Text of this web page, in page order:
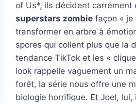
of Us*, ils décident carrément
superstars zombie façon « je
transformer en arbre à
spores qui collent plus que la
tendance TikTok et les «
look rappelle vaguement un
forêt, la série nous offre une
biologie horrifique. Et Joel, lui,